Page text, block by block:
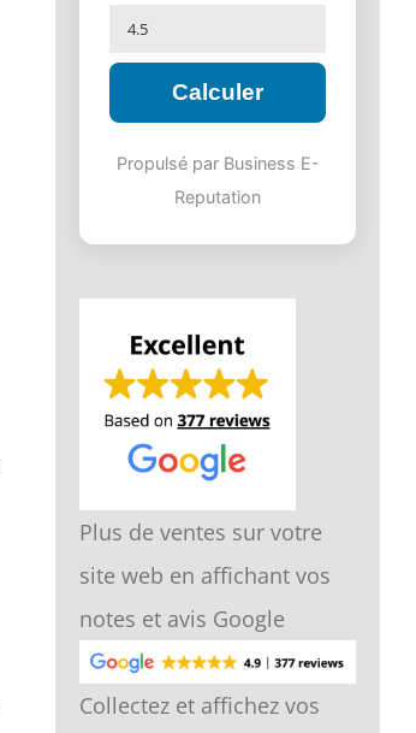
Calculer
Propulsé par Business E-
Reputation
Plus de ventes sur votre
site web en affichant vos
notes et avis Google
Collectez et affichez vos